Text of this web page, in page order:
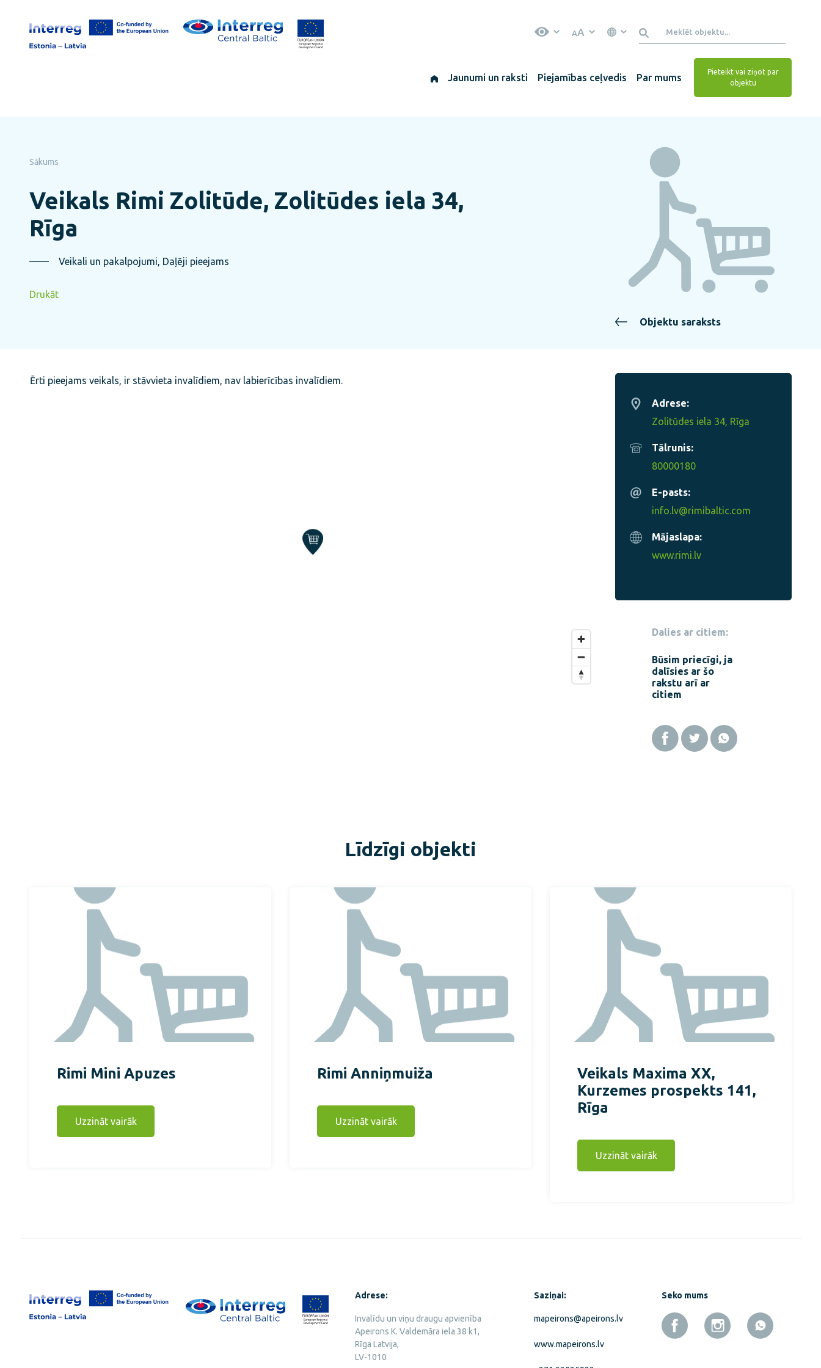
AA
Jaunumi un raksti Piejamības ceļvedis Par mums
Pieteikt vai ziņot par
objektu
Sākums
Veikals Rimi Zolitūde, Zolitūdes iela 34,
Rīga
Veikali un pakalpojumi, Daļēji pieejams
Drukāt
Objektu saraksts
Ērti pieejams veikals, ir stāvvieta invalīdiem, nav labierīcības invalīdiem.
Adrese:
Zolitūdes iela 34, Rīga
Tālrunis:
80000180
E-pasts:
info.lv@rimibaltic.com
Mājaslapa:
www.rimi.lv
Dalies ar citiem:
Būsim priecīgi, ja
dalīsies ar šo
rakstu arī ar
citiem
Līdzīgi objekti
Rimi Mini Apuzes
Uzzināt vairāk
Rimi Anniņmuiža
Uzzināt vairāk
Veikals Maxima XX,
Kurzemes prospekts 141,
Rīga
Uzzināt vairāk
Adrese:
Invalīdu un viņu draugu apvienība
Apeirons K. Valdemāra iela 38 k1,
Rīga Latvija,
LV-1010
Saziņai:
mapeirons@apeirons.lv
www.mapeirons.lv
Seko mums